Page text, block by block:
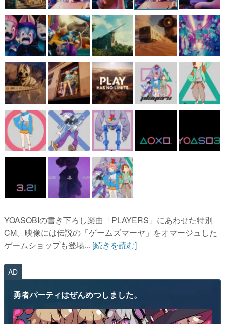
アプリレビュー
その他
電ファミニコゲーマーとは？
運営：株式会社マレ
YOASOBIの書き下ろし楽曲「PLAYERS」にあわせた特別
CM。映像には伝説の「ゲームズマーヤ」をオマージュした
ゲームショップも登場... [続きを読む]
AD
勇者パーティはぜんめつしました。